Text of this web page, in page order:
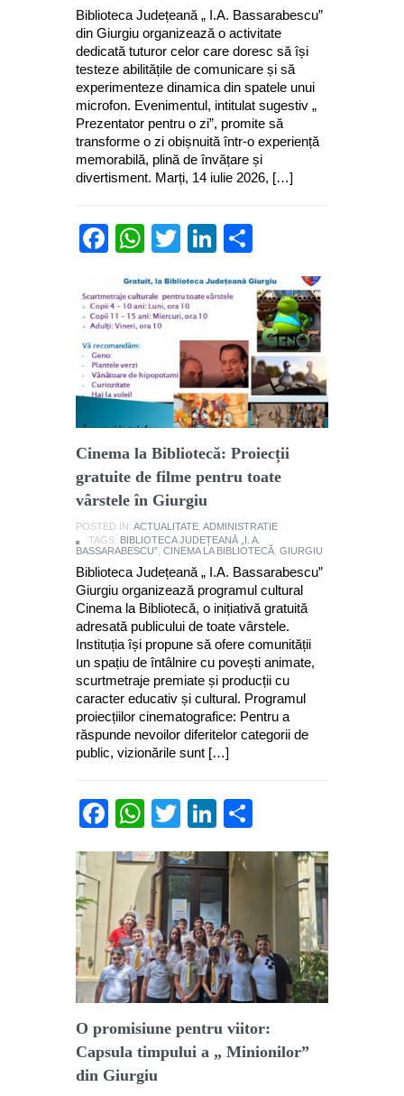
Biblioteca Județeană „ I.A. Bassarabescu”
din Giurgiu organizează o activitate
dedicată tuturor celor care doresc să își
testeze abilitățile de comunicare și să
experimenteze dinamica din spatele unui
microfon. Evenimentul, intitulat sugestiv „
Prezentator pentru o zi”, promite să
transforme o zi obișnuită într-o experiență
memorabilă, plină de învățare și
divertisment. Marți, 14 iulie 2026, […]
Facebook
WhatsApp
TwitterLinkedIn
Cinema la Bibliotecă: Proiecții
gratuite de filme pentru toate
vârstele în Giurgiu
POSTED IN: ACTUALITATE ADMINISTRATIE
TAGS: BIBLIOTECA JUDEȚEANĂ „I. A.
BASSARABESCU” CINEMA LA BIBLIOTECĂ GIURGIU
Biblioteca Județeană „ I.A. Bassarabescu”
Giurgiu organizează programul cultural
Cinema la Bibliotecă, o inițiativă gratuită
adresată publicului de toate vârstele.
Instituția își propune să ofere comunității
un spațiu de întâlnire cu povești animate,
scurtmetraje premiate și producții cu
caracter educativ și cultural. Programul
proiecțiilor cinematografice: Pentru a
răspunde nevoilor diferitelor categorii de
public, vizionările sunt […]
Facebook
WhatsApp
TwitterLinkedIn
O promisiune pentru viitor:
Capsula timpului a „ Minionilor”
din Giurgiu